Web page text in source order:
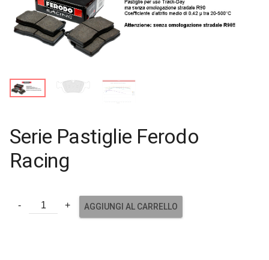
Serie Pastiglie Ferodo
Racing
AGGIUNGI AL CARRELLO